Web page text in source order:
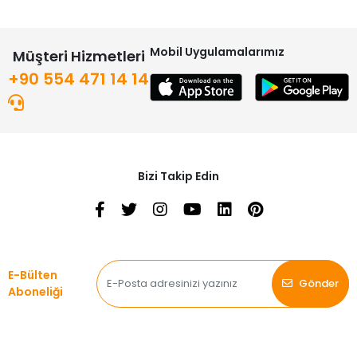
Müşteri Hizmetleri
+90 554 471 14 14
Mobil Uygulamalarımız
Bizi Takip Edin
E-Bülten
Aboneliği
Gönder